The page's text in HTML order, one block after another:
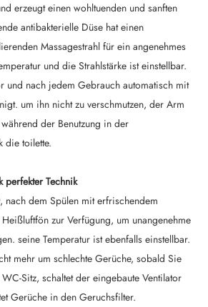
erzeugt einen wohltuenden und sanften
antibakterielle Düse hat einen
Massagestrahl für ein angenehmes
und die Strahlstärke ist einstellbar.
und nach jedem Gebrauch automatisch mit
um ihn nicht zu verschmutzen, der Arm
der Benutzung in der
die toilette.
perfekter Technik
nach dem Spülen mit erfrischendem
zur Verfügung, um unangenehme
seine Temperatur ist ebenfalls einstellbar.
mehr um schlechte Gerüche, sobald Sie
Sitz, schaltet der eingebaute Ventilator
Gerüche in den Geruchsfilter.